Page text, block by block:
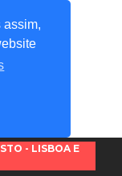
assim,
- LISBOA E